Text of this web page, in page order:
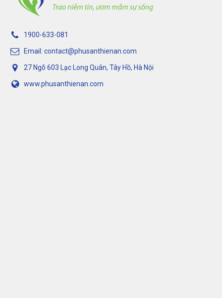
1900-633-081
Email: contact@phusanthienan.com
27 Ngõ 603 Lạc Long Quân, Tây Hồ, Hà Nội
www.phusanthienan.com